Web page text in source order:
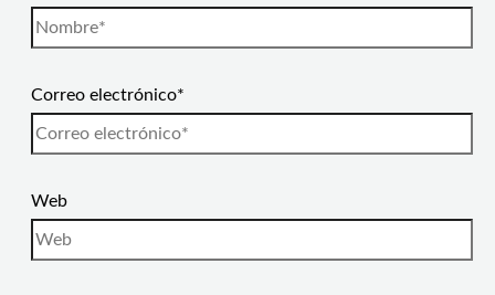
Correo electrónico*
Web